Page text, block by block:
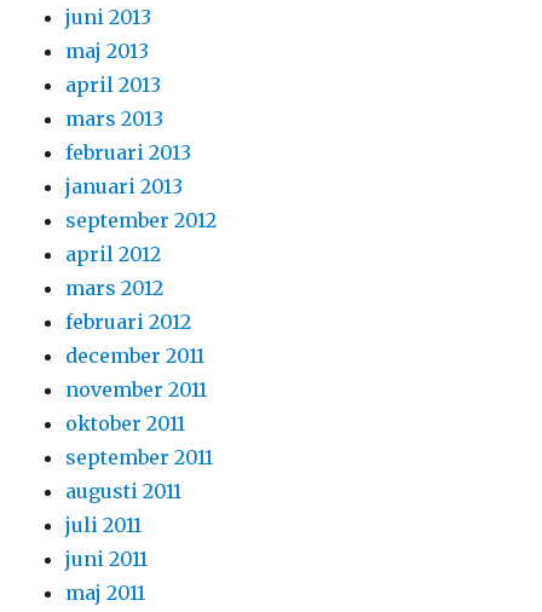
juni 2013
maj 2013
april 2013
mars 2013
februari 2013
januari 2013
september 2012
april 2012
mars 2012
februari 2012
december 2011
november 2011
oktober 2011
september 2011
augusti 2011
juli 2011
juni 2011
maj 2011